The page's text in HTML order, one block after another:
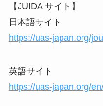
【JUIDA サイト】
日本語サイト
https://uas-japan.org/
英語サイト
https://uas-japan.org/